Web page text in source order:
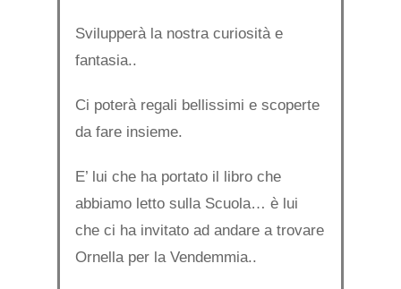
Svilupperà la nostra curiosità e
fantasia..
Ci poterà regali bellissimi e scoperte
da fare insieme.
E’ lui che ha portato il libro che
abbiamo letto sulla Scuola… è lui
che ci ha invitato ad andare a trovare
Ornella per la Vendemmia..